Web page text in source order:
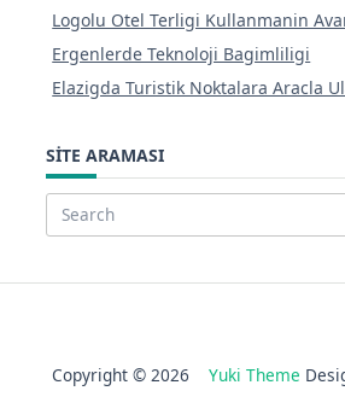
Logolu Otel Terligi Kullanmanin
Ergenlerde Teknoloji Bagimliligi
Elazigda Turistik Noktalara Aracla
SITE ARAMASI
Search
Copyright © 2026 Yuki Theme